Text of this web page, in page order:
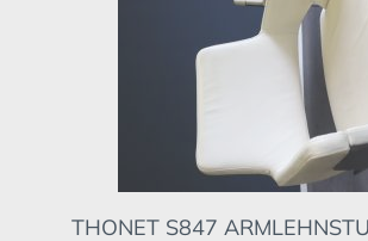
THONET S847